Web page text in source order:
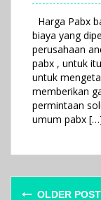
Harga Pabx
biaya yang
perusahaan
pabx , untuk
untuk
memberikan
permintaan
umum pabx
Posts
OLDER